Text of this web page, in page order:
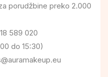
porudžbine preko 2.000
589 020
do 15:30)